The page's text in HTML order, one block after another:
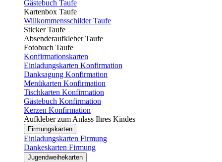
Gästebuch Taufe
Kartenbox Taufe
Willkommensschilder Taufe
Sticker Taufe
Absenderaufkleber Taufe
Fotobuch Taufe
Konfirmationskarten
Einladungskarten Konfirmation
Danksagung Konfirmation
Menükarten Konfirmation
Tischkarten Konfirmation
Gästebuch Konfirmation
Kerzen Konfirmation
Aufkleber zum Anlass Ihres Kindes
Firmungskarten
Einladungskarten Firmung
Dankeskarten Firmung
Jugendweihekarten